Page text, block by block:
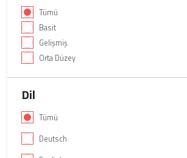
Tümü
Basit
Gelişmiş
Orta Düzey
Dil
Tümü
Deutsch